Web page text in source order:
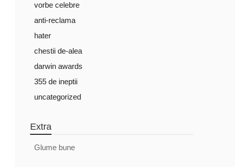
vorbe celebre
anti-reclama
hater
chestii de-alea
darwin awards
355 de ineptii
uncategorized
Extra
Glume bune